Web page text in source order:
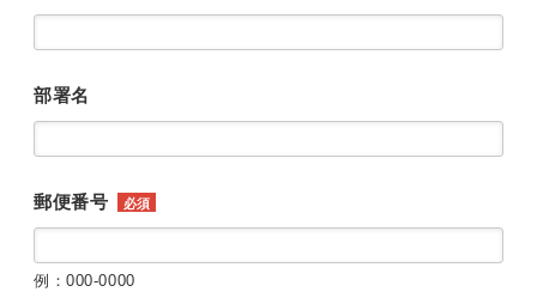
部署名
郵便番号 必須
例：000-0000